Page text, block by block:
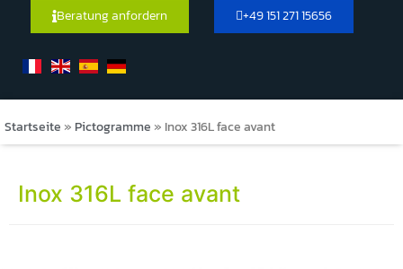
Beratung anfordern +49 151 271 15656
Startseite » Pictogramme » Inox 316L face avant
Inox 316L face avant